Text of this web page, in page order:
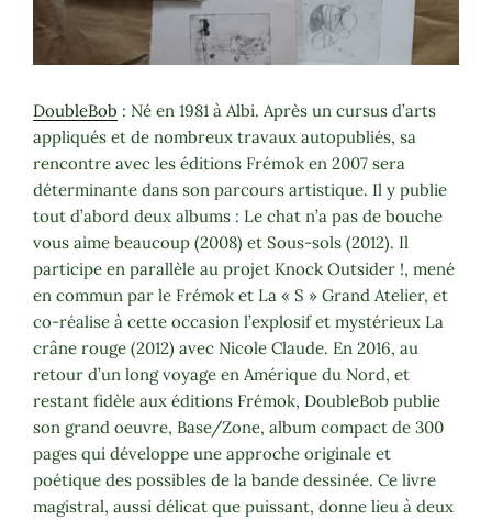
DoubleBob : Né en 1981 à Albi. Après un cursus d’arts
appliqués et de nombreux travaux autopubliés, sa
rencontre avec les éditions Frémok en 2007 sera
déterminante dans son parcours artistique. Il y publie
tout d’abord deux albums : Le chat n’a pas de bouche
vous aime beaucoup (2008) et Sous-sols (2012). Il
participe en parallèle au projet Knock Outsider !, mené
en commun par le Frémok et La « S » Grand Atelier, et
co-réalise à cette occasion l’explosif et mystérieux La
crâne rouge (2012) avec Nicole Claude. En 2016, au
retour d’un long voyage en Amérique du Nord, et
restant fidèle aux éditions Frémok, DoubleBob publie
son grand oeuvre, Base/Zone, album compact de 300
pages qui développe une approche originale et
poétique des possibles de la bande dessinée. Ce livre
magistral, aussi délicat que puissant, donne lieu à deux